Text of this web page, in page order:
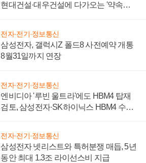
현대건설·대우건설에 다가오는 '약속의
전자·전기·정보통신
삼성전자, 갤럭시Z 폴드8 사전예약 개통
8월31일까지 연장
전자·전기·정보통신
엔비디아 '루빈 울트라'에도 HBM4 탑재
검토, 삼성전자·SK하이닉스 HBM4 수율
전자·전기·정보통신
삼성전자 넷리스트와 특허분쟁 매듭, 5년
동안 최대 1.3조 라이선스비 지급